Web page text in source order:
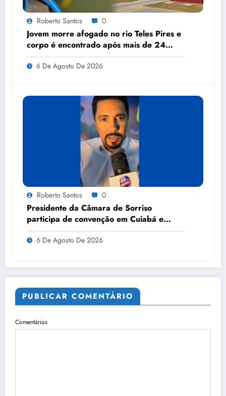
Roberto Santos 0
Jovem morre afogado no rio Teles Pires e
corpo é encontrado após mais de 24
horas de buscas
6 De Agosto De 2026
Roberto Santos 0
Presidente da Câmara de Sorriso
participa de convenção em Cuiabá e
anuncia apoio a candidatos nas eleições
6 De Agosto De 2026
PUBLICAR COMENTÁRIO
Comentários